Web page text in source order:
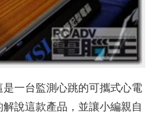
一台監測心跳的可攜式心電
說這款產品，並讓小編親自